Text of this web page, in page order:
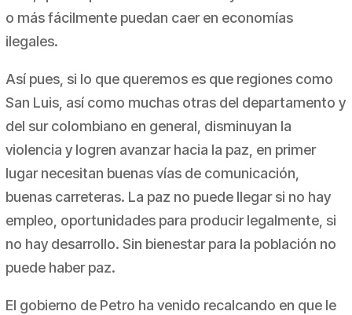
o más fácilmente puedan caer en economías
ilegales.
Así pues, si lo que queremos es que regiones como
San Luis, así como muchas otras del departamento y
del sur colombiano en general, disminuyan la
violencia y logren avanzar hacia la paz, en primer
lugar necesitan buenas vías de comunicación,
buenas carreteras. La paz no puede llegar si no hay
empleo, oportunidades para producir legalmente, si
no hay desarrollo. Sin bienestar para la población no
puede haber paz.
El gobierno de Petro ha venido recalcando en que le